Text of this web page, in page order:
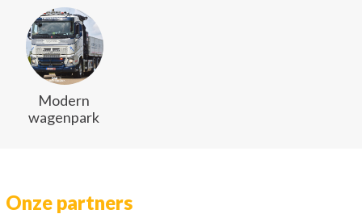
Modern
wagenpark
Onze partners